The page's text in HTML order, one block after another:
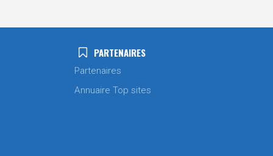
PARTENAIRES
Partenaires
Annuaire Top sites